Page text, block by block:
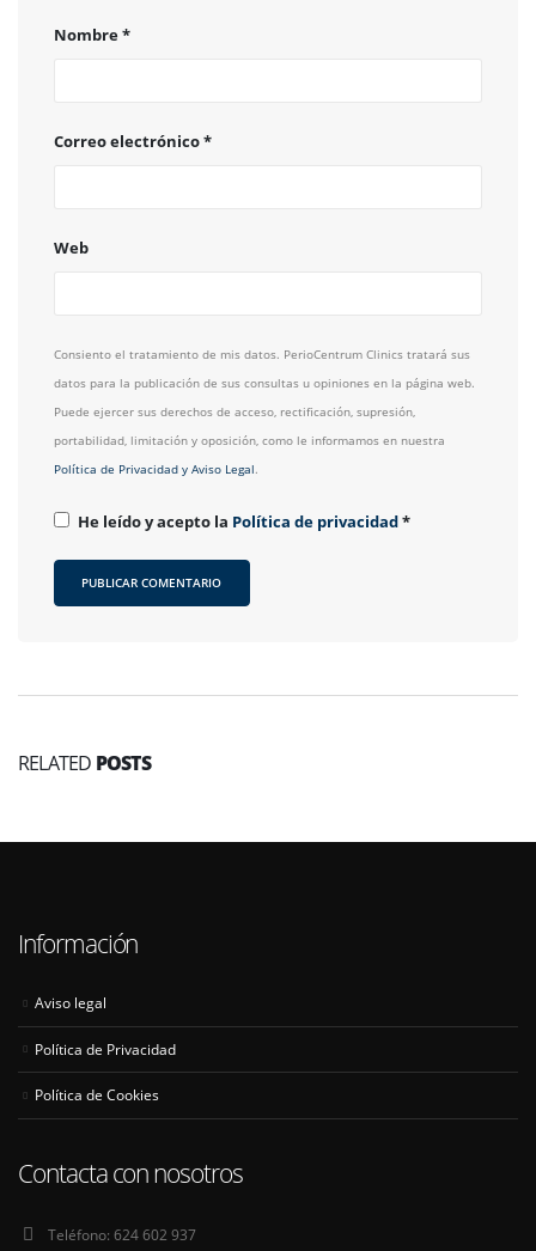
Nombre*
Correo electrónico*
Web
Consiento el tratamiento de mis datos. PerioCentrum Clinics tratará sus
datos para la publicación de sus consultas u opiniones en la página web.
Puede ejercer sus derechos de acceso, rectificación, supresión,
portabilidad, limitación y oposición, como le informamos en nuestra
Política de Privacidad y Aviso Legal.
He leído y acepto la Política de privacidad*
RELATED POSTS
Información
Aviso legal
Política de Privacidad
Política de Cookies
Contacta con nosotros
Teléfono: 624 602 937